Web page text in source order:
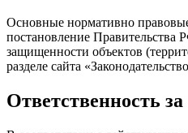
Основные нормативно
постановление Правительства
защищенности объектов
разделе сайта
Ответственность